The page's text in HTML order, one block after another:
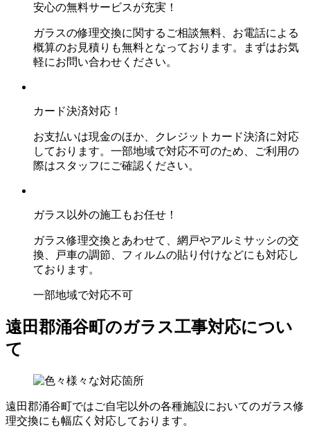
安心の無料サービスが充実！
ガラスの修理交換に関するご相談無料、お電話による
概算のお見積りも無料となっております。まずはお気
軽にお問い合わせください。
カード決済対応！
お支払いは現金のほか、クレジットカード決済に対応
しております。一部地域で対応不可のため、ご利用の
際はスタッフにご確認ください。
ガラス以外の施工もお任せ！
ガラス修理交換とあわせて、網戸やアルミサッシの交
換、戸車の調節、フィルムの貼り付けなどにも対応し
ております。
一部地域で対応不可
遠田郡涌谷町のガラス工事対応につい
て
遠田郡涌谷町ではご自宅以外の各種施設においてのガラス修
理交換にも幅広く対応しております。